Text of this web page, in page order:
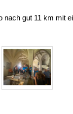
nach gut 11 km mit